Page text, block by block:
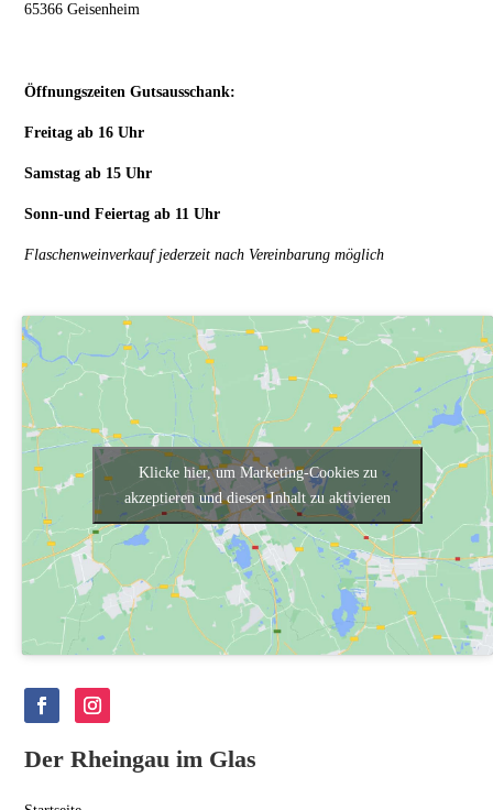
65366 Geisenheim
Öffnungszeiten Gutsausschank:
Freitag ab 16 Uhr
Samstag ab 15 Uhr
Sonn-und Feiertag ab 11 Uhr
Flaschenweinverkauf jederzeit nach Vereinbarung möglich
Klicke hier, um Marketing-Cookies zu
akzeptieren und diesen Inhalt zu aktivieren
Der Rheingau im Glas